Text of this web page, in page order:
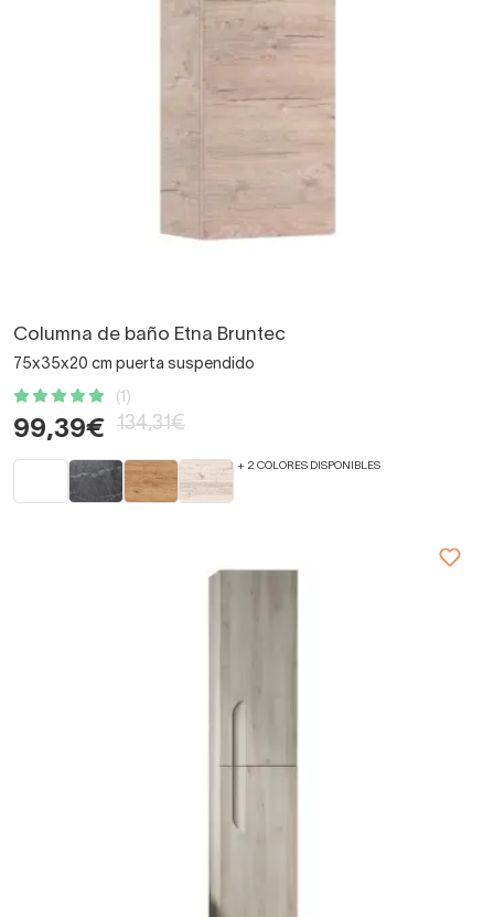
Columna de baño Etna Bruntec
75x35x20 cm puerta suspendido
(1)
99,39€ 134,31€
+ 2 COLORES DISPONIBLES